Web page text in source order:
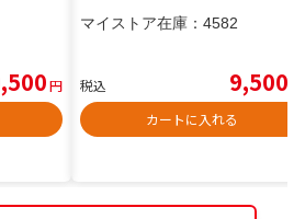
円
マイストア在庫： 4582
税込 9,500
カートに入れる